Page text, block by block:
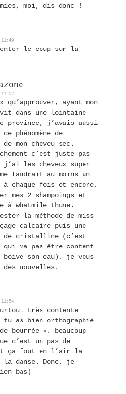
moi, dis donc !
le coup sur la
qu’approuver, ayant mon
dans une lointaine
province, j’avais aussi
ce phénomène de
mon cheveu sec.
c’est juste pas
j’ai les cheveux super
faudrait au moins un
à chaque fois et encore,
mes 2 shampoings et
à whatmile thune.
la méthode de miss
calcaire puis une
de cristalline (c’est
qui va pas être content
son eau). je vous
nouvelles.
très contente
tu as bien orthographié
bourrée ». beaucoup
c’est un pas de
ça fout en l’air la
la danse. Donc, je
bas)